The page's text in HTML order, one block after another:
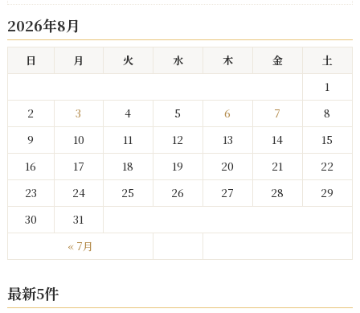
2026年8月
日 月 火 水 木 金 土
« 7月
1
2
3 4 5 6 7
8
9
10 11 12 13 14
15
16
17 18 19 20 21
22
23
24 25 26 27 28
29
30
31
最新5件